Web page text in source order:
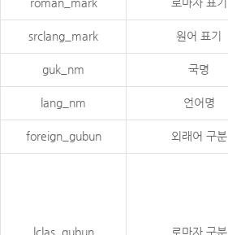
srclang_mark 원어 표기
guk_nm 국명
lang_nm 언어명
foreign_gubun 외래어 구분
lclas_gubun 로마자 구분